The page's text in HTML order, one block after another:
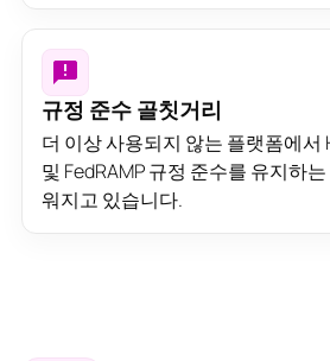
규정 준수 골칫거리
더 이상 사용되지 않는 플랫폼에서
및 FedRAMP 규정 준수를 유지하
워지고 있습니다.